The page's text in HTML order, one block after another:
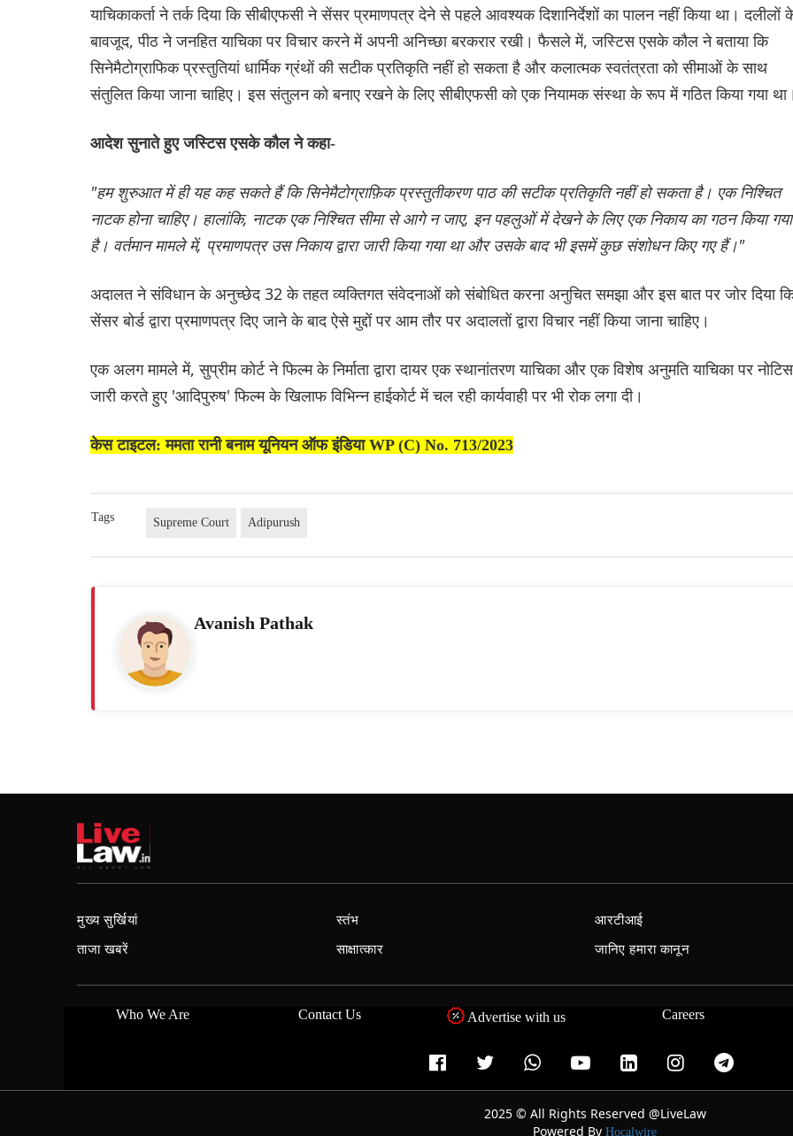
याचिकाकर्ता ने तर्क दिया कि सीबीएफसी ने सेंसर प्रमाणपत्र देने से पहले आवश्यक दिशानिर्देशों का पालन नहीं किया था। दलीलों
बावजूद, पीठ ने जनहित याचिका पर विचार करने में अपनी अनिच्छा बरकरार रखी। फैसले में, जस्टिस एसके कौल ने बताया कि
सिनेमैटोग्राफिक प्रस्तुतियां धार्मिक ग्रंथों की सटीक प्रतिकृति नहीं हो सकता है और कलात्मक स्वतंत्रता को सीमाओं के साथ
संतुलित किया जाना चाहिए। इस संतुलन को बनाए रखने के लिए सीबीएफसी को एक नियामक संस्था के रूप में गठित किया गया
आदेश सुनाते हुए जस्टिस एसके कौल ने कहा-
"हम शुरुआत में ही यह कह सकते हैं कि सिनेमैटोग्राफ़िक प्रस्तुतीकरण पाठ की सटीक प्रतिकृति नहीं हो सकता है। एक निश्चित
नाटक होना चाहिए। हालांकि, नाटक एक निश्चित सीमा से आगे न जाए, इन पहलुओं में देखने के लिए एक निकाय का गठन किया गया
है। वर्तमान मामले में, प्रमाणपत्र उस निकाय द्वारा जारी किया गया था और उसके बाद भी इसमें कुछ संशोधन किए गए हैं।"
अदालत ने संविधान के अनुच्छेद 32 के तहत व्यक्तिगत संवेदनाओं को संबोधित करना अनुचित समझा और इस बात पर जोर दिया
सेंसर बोर्ड द्वारा प्रमाणपत्र दिए जाने के बाद ऐसे मुद्दों पर आम तौर पर अदालतों द्वारा विचार नहीं किया जाना चाहिए।
एक अलग मामले में, सुप्रीम कोर्ट ने फिल्म के निर्माता द्वारा दायर एक स्थानांतरण याचिका और एक विशेष अनुमति याचिका पर नोटिस
जारी करते हुए 'आदिपुरुष' फिल्म के खिलाफ विभिन्न हाईकोर्ट में चल रही कार्यवाही पर भी रोक लगा दी।
केस टाइटल: ममता रानी बनाम यूनियन ऑफ इंडिया WP (C) No. 713/2023
Tags Supreme Court Adipurush
Avanish Pathak
मुख्य सुर्खियां
ताजा खबरें
स्तंभ
साक्षात्कार
आरटीआई
जानिए हमारा कानून
Who We Are Contact Us Advertise with us Careers
2025 © All Rights Reserved @LiveLaw
Powered By Hocalwire